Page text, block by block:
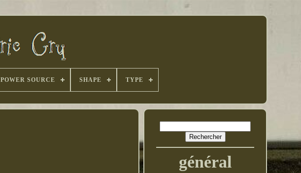
POWER SOURCE SHAPE TYPE
général